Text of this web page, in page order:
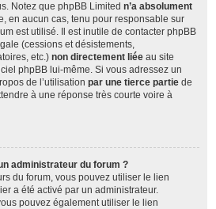
Notez que phpBB Limited n’a absolument
en aucun cas, tenu pour responsable sur
est utilisé. Il est inutile de contacter phpBB
(cessions et désistements,
etc.) non directement liée au site
phpBB lui-même. Si vous adressez un
de l’utilisation par une tierce partie de
à une réponse très courte voire à
administrateur du forum ?
du forum, vous pouvez utiliser le lien
a été activé par un administrateur.
pouvez également utiliser le lien